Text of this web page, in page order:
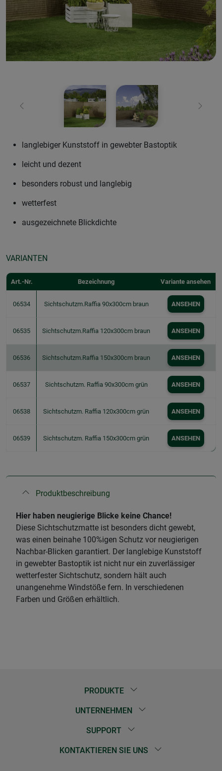
Zurück Weiter
langlebiger Kunststoff in gewebter Bastoptik
leicht und dezent
besonders robust und langlebig
wetterfest
ausgezeichnete Blickdichte
VARIANTEN
Art.-Nr. Bezeichnung Variante ansehen
06534 Sichtschutzm.Raffia 90x300cm braun ANSEHEN
06535 Sichtschutzm.Raffia 120x300cm braun ANSEHEN
06536 Sichtschutzm.Raffia 150x300cm braun ANSEHEN
06537 Sichtschutzm. Raffia 90x300cm grün ANSEHEN
06538 Sichtschutzm. Raffia 120x300cm grün ANSEHEN
06539 Sichtschutzm. Raffia 150x300cm grün ANSEHEN
Produktbeschreibung
Hier haben neugierige Blicke keine Chance!
Diese Sichtschutzmatte ist besonders dicht gewebt,
was einen beinahe 100%igen Schutz vor neugierigen
Nachbar-Blicken garantiert. Der langlebige Kunststoff
in gewebter Bastoptik ist nicht nur ein zuverlässiger
wetterfester Sichtschutz, sondern hält auch
unangenehme Windstöße fern. In verschiedenen
Farben und Größen erhältlich.
PRODUKTE
UNTERNEHMEN
SUPPORT
KONTAKTIEREN SIE UNS